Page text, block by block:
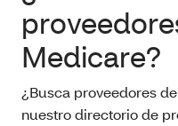
Medicare?
¿Busca proveedores
nuestro directorio de